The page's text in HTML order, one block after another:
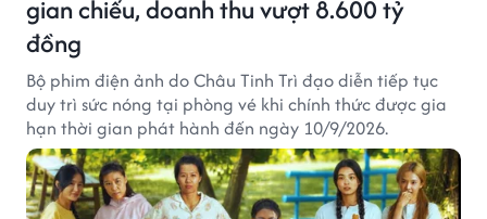
gian chiếu, doanh thu vượt 8.600 tỷ
đồng
Bộ phim điện ảnh do Châu Tinh Trì đạo diễn tiếp tục
duy trì sức nóng tại phòng vé khi chính thức được gia
hạn thời gian phát hành đến ngày 10/9/2026.